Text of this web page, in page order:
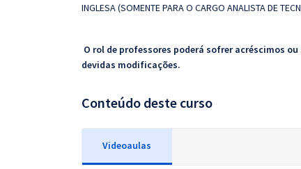
INGLESA (SOMENTE PARA O CARGO ANALISTA DE
O rol de professores poderá sofrer acréscimos
devidas modificações.
Conteúdo deste curso
Videoaulas